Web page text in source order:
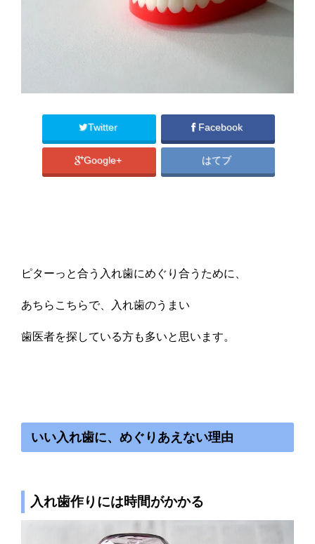
Twitter Facebook
Google+ はてブ
ピターっと合う入れ歯にめぐり合うために、
あちらこちらで、入れ歯のうまい
歯医者を探している方も多いと思います。
いい入れ歯に、めぐりあえない理由
入れ歯作りには時間がかかる